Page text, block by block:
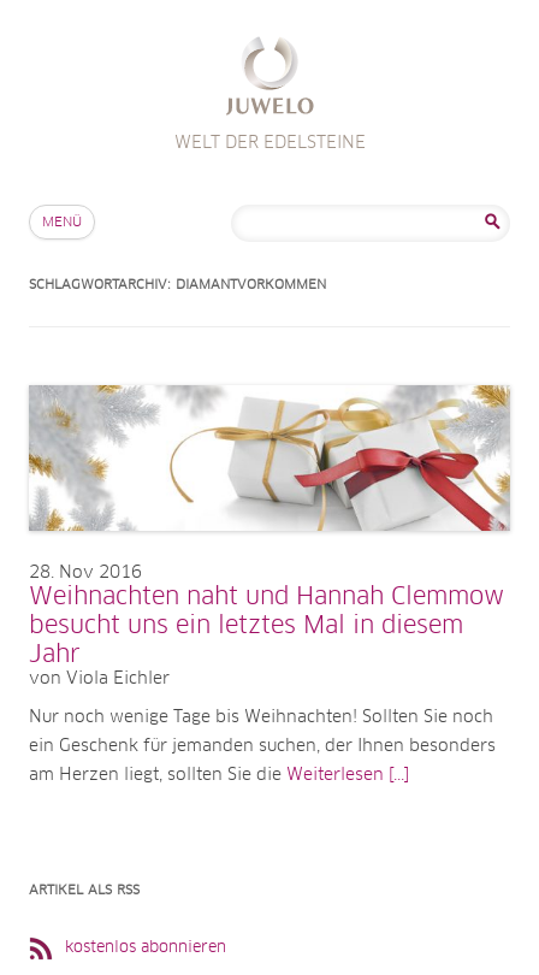
WELT DER EDELSTEINE
MENÜ
SCHLAGWORTARCHIV: DIAMANTVORKOMMEN
28 Nov 2016
Weihnachten naht und Hannah Clemmow
besucht uns ein letztes Mal in diesem
Jahr
von Viola Eichler
Nur noch wenige Tage bis Weihnachten! Sollten Sie noch
ein Geschenk für jemanden suchen, der Ihnen besonders
am Herzen liegt, sollten Sie die Weiterlesen [...]
ARTIKEL ALS RSS
kostenlos abonnieren